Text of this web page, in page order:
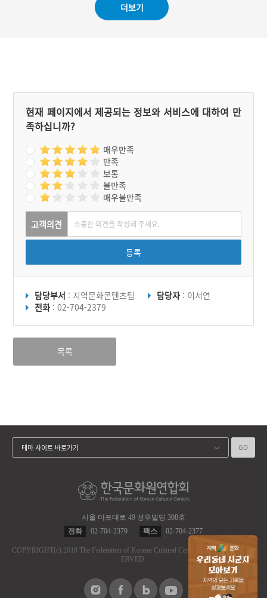
더보기
현재 페이지에서 제공되는 정보와 서비스에 대하여 만
족하십니까?
매우만족
만족
보통
불만족
매우불만족
고객의견
등록
담당부서 : 지역문화콘텐츠팀 담당자 : 이서연
전화 : 02-704-2379
목록
서울 마포대로 49 성우빌딩 308호
전화
02-704-2379 팩스 02-704-2377
COPYRIGHT(c) 2018 The Federation of Korean Cultural Centers.
ALL RIGHT RES
ERVED.
테마 사이트 바로가기 GO